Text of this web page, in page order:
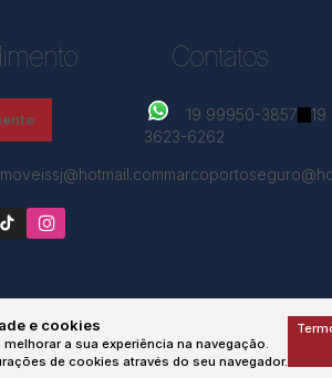
e cookies
a sua experiência na navegação.
de cookies através do seu navegador.
Contatos
19 99950-3857
19
3623-6262